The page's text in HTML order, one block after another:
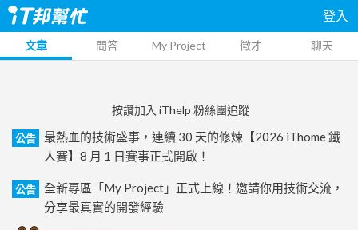
登入
文章 問答 My Project 徵才 聊天
按讚加入 iThelp 粉絲團追蹤
公告
最熱血的技術盛事，連續 30 天的修煉【2026 iThome 鐵
人賽】8 月 1 日賽事正式開啟！
公告
全新專區「My Project」正式上線！邀請你用技術交流，
分享最真實的開發經驗